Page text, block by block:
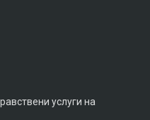
услуги на